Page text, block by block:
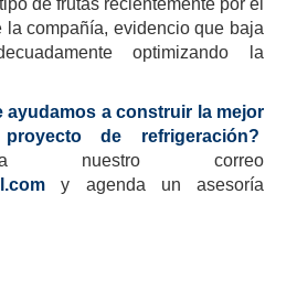
de frutas recientemente por el
compañía, evidencio que baja
optimizando la
ayudamos a construir la mejor
de refrigeración?
a nuestro correo
y agenda un asesoría